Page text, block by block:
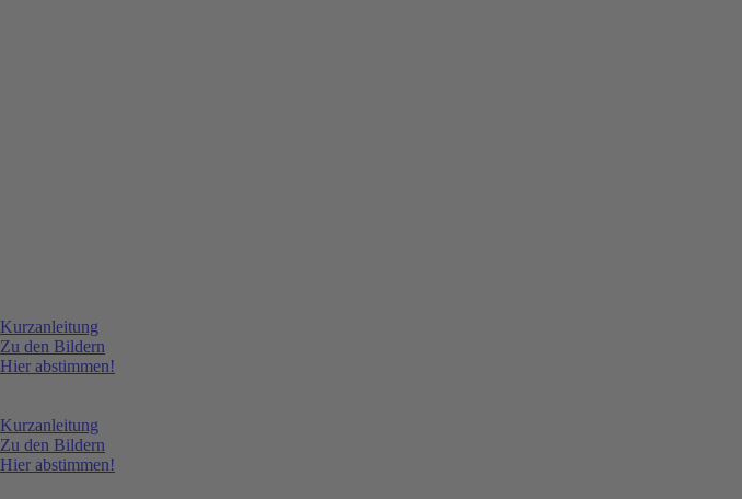
Kurzanleitung
Zu den Bildern
Hier abstimmen!
Kurzanleitung
Zu den Bildern
Hier abstimmen!